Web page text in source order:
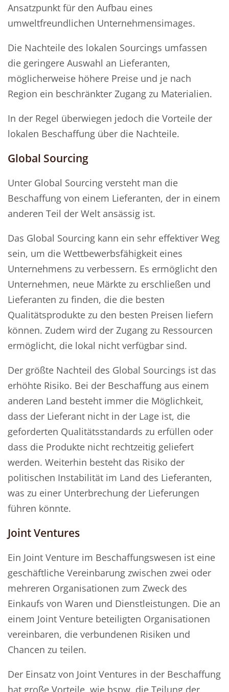
Ansatzpunkt für den Aufbau eines
umweltfreundlichen Unternehmensimages.
Die Nachteile des lokalen Sourcings umfassen
die geringere Auswahl an Lieferanten,
möglicherweise höhere Preise und je nach
Region ein beschränkter Zugang zu Materialien.
In der Regel überwiegen jedoch die Vorteile der
lokalen Beschaffung über die Nachteile.
Global Sourcing
Unter Global Sourcing versteht man die
Beschaffung von einem Lieferanten, der in einem
anderen Teil der Welt ansässig ist.
Das Global Sourcing kann ein sehr effektiver Weg
sein, um die Wettbewerbsfähigkeit eines
Unternehmens zu verbessern. Es ermöglicht den
Unternehmen, neue Märkte zu erschließen und
Lieferanten zu finden, die die besten
Qualitätsprodukte zu den besten Preisen liefern
können. Zudem wird der Zugang zu Ressourcen
ermöglicht, die lokal nicht verfügbar sind.
Der größte Nachteil des Global Sourcings ist das
erhöhte Risiko. Bei der Beschaffung aus einem
anderen Land besteht immer die Möglichkeit,
dass der Lieferant nicht in der Lage ist, die
geforderten Qualitätsstandards zu erfüllen oder
dass die Produkte nicht rechtzeitig geliefert
werden. Weiterhin besteht das Risiko der
politischen Instabilität im Land des Lieferanten,
was zu einer Unterbrechung der Lieferungen
führen könnte.
Joint Ventures
Ein Joint Venture im Beschaffungswesen ist eine
geschäftliche Vereinbarung zwischen zwei oder
mehreren Organisationen zum Zweck des
Einkaufs von Waren und Dienstleistungen. Die an
einem Joint Venture beteiligten Organisationen
vereinbaren, die verbundenen Risiken und
Chancen zu teilen.
Der Einsatz von Joint Ventures in der Beschaffung
hat große Vorteile, wie bspw. die Teilung der